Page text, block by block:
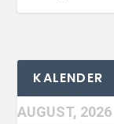
KALENDER
AUGUST, 2026